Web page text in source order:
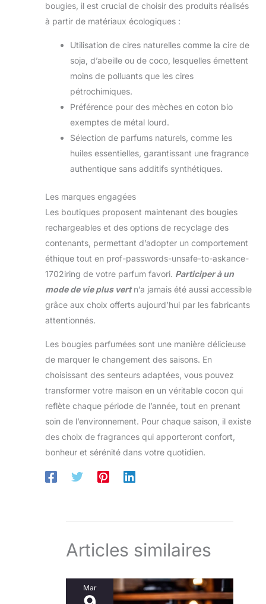
bougies, il est crucial de choisir des produits réalisés
à partir de matériaux écologiques :
Utilisation de cires naturelles comme la cire de
soja, d’abeille ou de coco, lesquelles émettent
moins de polluants que les cires
pétrochimiques.
Préférence pour des mèches en coton bio
exemptes de métal lourd.
Sélection de parfums naturels, comme les
huiles essentielles, garantissant une fragrance
authentique sans additifs synthétiques.
Les marques engagées
Les boutiques proposent maintenant des bougies
rechargeables et des options de recyclage des
contenants, permettant d’adopter un comportement
éthique tout en prof-passwords-unsafe-to-askance-
1702iring de votre parfum favori. Participer à un
mode de vie plus vertn’a jamais été aussi accessible
grâce aux choix offerts aujourd’hui par les fabricants
attentionnés.
Les bougies parfumées sont une manière délicieuse
de marquer le changement des saisons. En
choisissant des senteurs adaptées, vous pouvez
transformer votre maison en un véritable cocon qui
reflète chaque période de l’année, tout en prenant
soin de l’environnement. Pour chaque saison, il existe
des choix de fragrances qui apporteront confort,
bonheur et sérénité dans votre quotidien.
Articles similaires
Mar